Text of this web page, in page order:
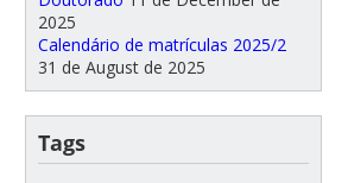
2025
Calendário de matrículas 2025/2
31 de August de 2025
Tags